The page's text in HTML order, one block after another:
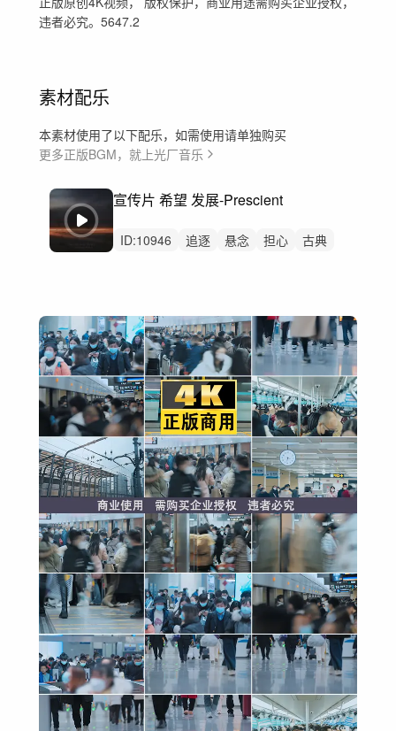
违者必究。5647.2
素材配乐
本素材使用了以下配乐，如需使用请单独购买
更多正版BGM，就上光厂音乐
宣传片 希望 发展-Prescient
ID:10946 追逐 悬念 担心
古典